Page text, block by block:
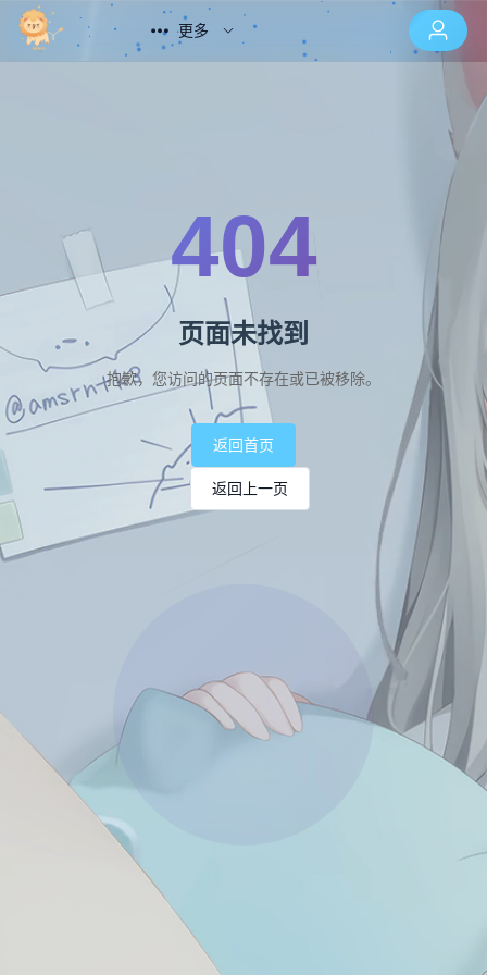
更多
404
页面未找到
抱歉，您访问的页面不存在或已被移除。
返回首页
返回上一页